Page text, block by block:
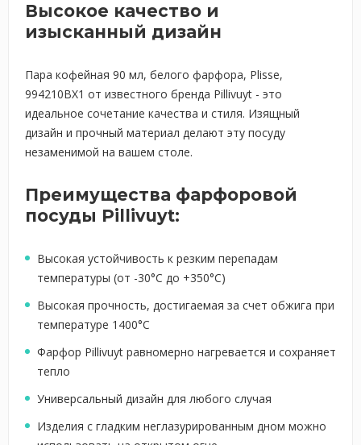
Высокое качество и
изысканный дизайн
Пара кофейная 90 мл, белого фарфора, Plisse,
994210BX1 от известного бренда Pillivuyt - это
идеальное сочетание качества и стиля. Изящный
дизайн и прочный материал делают эту посуду
незаменимой на вашем столе.
Преимущества фарфоровой
посуды Pillivuyt:
Высокая устойчивость к резким перепадам
температуры (от -30°С до +350°С)
Высокая прочность, достигаемая за счет обжига при
температуре 1400°С
Фарфор Pillivuyt равномерно нагревается и сохраняет
тепло
Универсальный дизайн для любого случая
Изделия с гладким неглазурированным дном можно